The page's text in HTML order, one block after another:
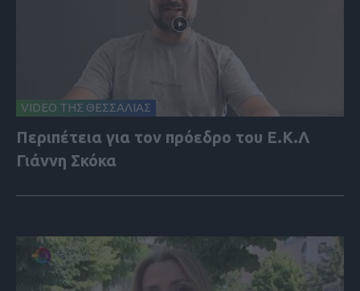
VIDEO ΤΗΣ ΘΕΣΣΑΛΙΑΣ
Περιπέτεια για τον πρόεδρο του Ε.Κ.Λ
Γιάννη Σκόκα